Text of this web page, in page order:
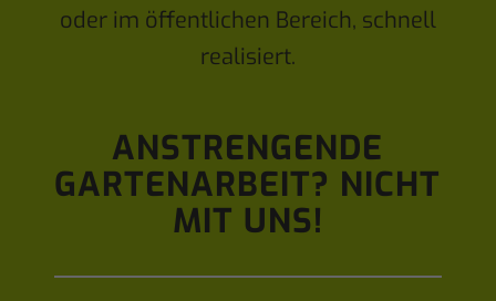
oder im öffentlichen Bereich, schnell
realisiert.
ANSTRENGENDE
GARTENARBEIT? NICHT
MIT UNS!